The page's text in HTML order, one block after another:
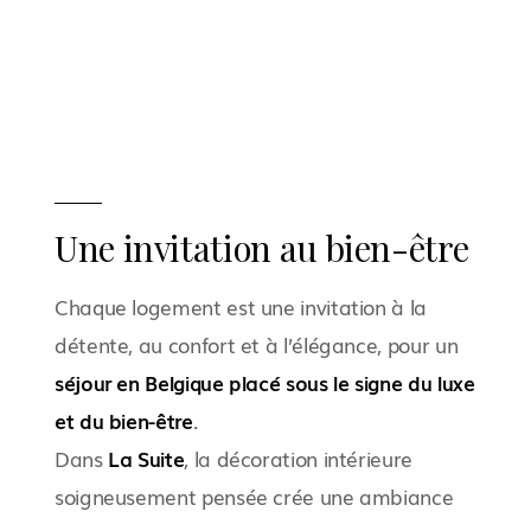
Une invitation au bien-être
Chaque logement est une invitation à la
détente, au confort et à l’élégance, pour un
séjour en Belgique placé sous le signe du luxe
et du bien-être.
Dans La Suite, la décoration intérieure
soigneusement pensée crée une ambiance